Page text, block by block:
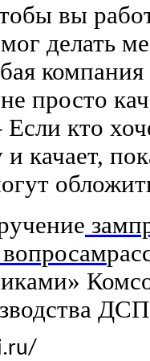
вы
делать
компания
просто
кто
качает,